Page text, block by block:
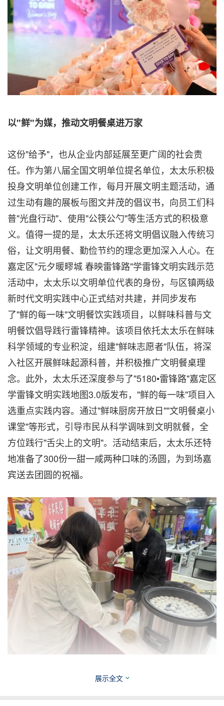
以"鲜"为媒，推动文明餐桌进万家
这份"给予"，也从企业内部延展至更广阔的社会责
任。作为第八届全国文明单位提名单位，太太乐积极
投身文明单位创建工作，每月开展文明主题活动，通
过生动有趣的展板与图文并茂的倡议书，向员工们科
普"光盘行动"、使用"公筷公勺"等生活方式的积极意
义。值得一提的是，太太乐还将文明倡议融入传统习
俗，让文明用餐、勤俭节约的理念更加深入人心。在
嘉定区"元夕暖疁城 春映雷锋路"学雷锋文明实践示范
活动中，太太乐以文明单位代表的身份，与区镇两级
新时代文明实践中心正式结对共建，并同步发布
了"鲜的每一味"文明餐饮实践项目，以鲜味科普与文
明餐饮倡导践行雷锋精神。该项目依托太太乐在鲜味
科学领域的专业积淀，组建"鲜味志愿者"队伍，将深
入社区开展鲜味起源科普，并积极推广文明餐桌理
念。此外，太太乐还深度参与了"5180•雷锋路"嘉定区
学雷锋文明实践地图3.0版发布，"鲜的每一味"项目入
选重点实践内容。通过"鲜味厨房开放日""文明餐桌小
课堂"等形式，引导市民从科学调味到文明就餐，全
方位践行"舌尖上的文明"。活动结束后，太太乐还特
地准备了300份一甜一咸两种口味的汤圆，为到场嘉
宾送去团圆的祝福。
从企业内部无微不至的节日关怀，到深入社区的城市
展示全文